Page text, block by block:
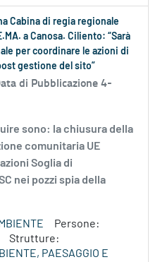
Cabina di regia regionale
a Canosa. Ciliento: “Sarà
per coordinare le azioni di
gestione del sito”
di Pubblicazione 4-
sono: la chiusura della
comunitaria UE
Soglia di
nei pozzi spia della
Persone:
Strutture:
PAESAGGIO E